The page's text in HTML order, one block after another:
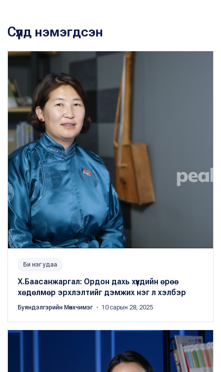
Сүүлд нэмэгдсэн
Би нэг удаа
Х.Баасанжаргал: Ордон дахь хүүхдийн өрөө
хөдөлмөр эрхлэлтийг дэмжих нэг л хэлбэр
Буяндэлгэрийн Мөнхчимэг ・ 10 сарын 28, 2025